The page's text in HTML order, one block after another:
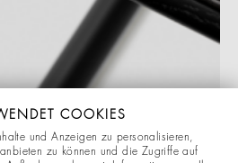
COOKIES
und Anzeigen zu personalisieren,
zu können und die Zugriffe auf